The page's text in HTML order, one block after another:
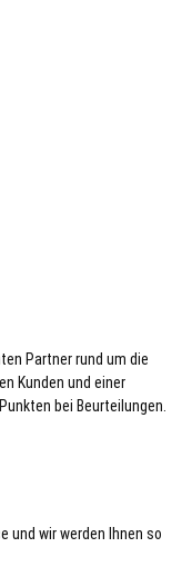
Partner rund um die
Kunden und einer
bei Beurteilungen.
und wir werden Ihnen so